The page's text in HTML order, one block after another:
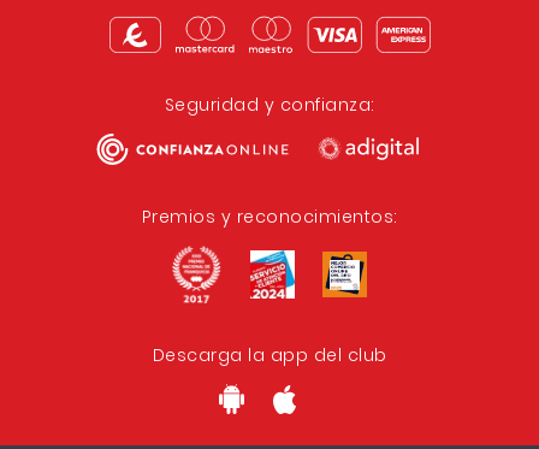
Seguridad y confianza:
Premios y reconocimientos:
Descarga la app del club